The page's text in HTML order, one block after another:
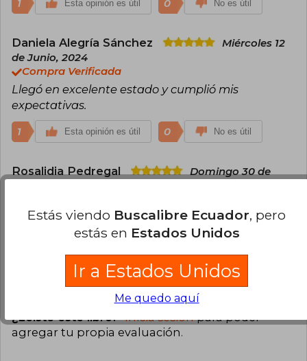
1 Esta opinión es útil 0 No es útil
Daniela Alegría Sánchez
Miércoles 12
de Junio, 2024
Compra Verificada
Llegó en excelente estado y cumplió mis
expectativas.
1 Esta opinión es útil 0 No es útil
Rosalidia Pedregal
Domingo 30 de
Muy buen libro excelente!!
Cargar más opiniones del libro
¿Leíste este libro? Inicia sesiónpara poder
agregar tu propia evaluación.
Estás viendo Buscalibre Ecuador, pero
estás en Estados Unidos
Ir a Estados Unidos
Me quedo aquí